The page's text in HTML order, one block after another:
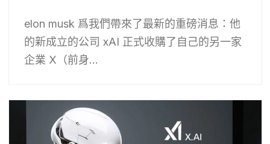
elon musk 爲我們帶來了最新的重磅消息：他
的新成立的公司 xAI 正式收購了自己的另一家
企業 X（前身...